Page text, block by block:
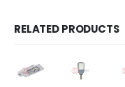
RELATED PRODUCTS